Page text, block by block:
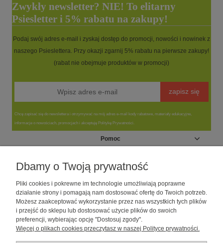
Zwykły newsletter? NIE! To elitarny
Psiesletter i 5% rabatu na zakupy!
Podaj swój adres e-mail i zyskaj dostęp do promocji, nowości i nowinek z
naszego Psieslettera. Przy okazji zgarnij 5% rabatu na pierwsze zakupy!
(rabat nie obejmuje produktów w promocji)
zapisz się
Chcę zapisać się do newslettera i otrzymywać na mój adres e-mail kody rabatowe, materiały edukacyjne,
informacje o nowościach, promocjach i akceptuję Politykę Prywatności.
Pomoc
Moje konto
Informacje
O nas
Sklep dla psów caniLOVE| NIP: 5251057141 | ul. Strzelecka 54/56, 64-
Dbamy o Twoją prywatność
Pliki cookies i pokrewne im technologie umożliwiają poprawne
działanie strony i pomagają nam dostosować ofertę do Twoich potrzeb.
Możesz zaakceptować wykorzystanie przez nas wszystkich tych plików
i przejść do sklepu lub dostosować użycie plików do swoich
preferencji, wybierając opcję "Dostosuj zgody".
Więcej o plikach cookies przeczytasz w naszej Polityce prywatności.